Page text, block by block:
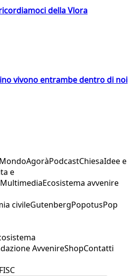
della Vlora
vivono entrambe dentro di noi
MondoAgoràPodcastChiesaIdee e
e
MultimediaEcosistema avvenire
civileGutenbergPopotusPop
AvvenireShopContatti
FISC